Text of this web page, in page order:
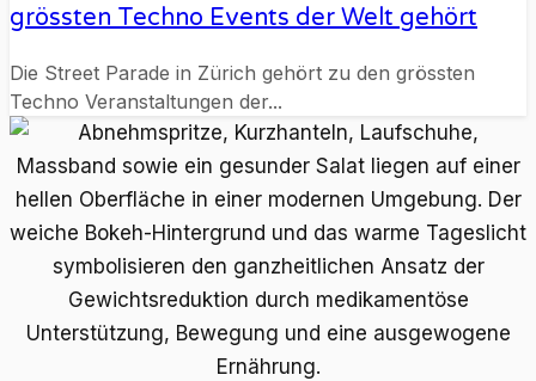
grössten Techno Events der Welt gehört
Die Street Parade in Zürich gehört zu den grössten
Techno Veranstaltungen der...